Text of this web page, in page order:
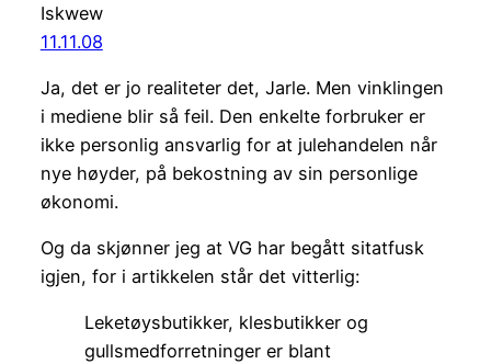
Iskwew
11.11.08
Ja, det er jo realiteter det, Jarle. Men vinklingen
i mediene blir så feil. Den enkelte forbruker er
ikke personlig ansvarlig for at julehandelen når
nye høyder, på bekostning av sin personlige
økonomi.
Og da skjønner jeg at VG har begått sitatfusk
igjen, for i artikkelen står det vitterlig:
Leketøysbutikker, klesbutikker og
gullsmedforretninger er blant